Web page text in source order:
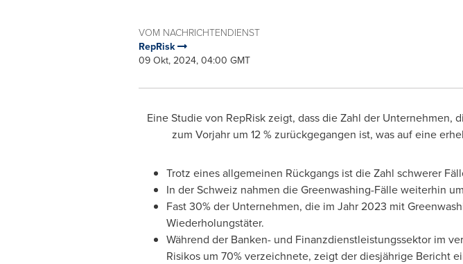
VOM NACHRICHTENDIENST
RepRisk
09 Okt, 2024, 04:00 GMT
Eine Studie von RepRisk zeigt, dass die Zahl der
zum Vorjahr um 12 % zurückgegangen ist, was auf eine
Trotz eines allgemeinen Rückgangs ist die Zahl schwerer
In der Schweiz nahmen die Greenwashing-Fälle weiterhin um
Fast 30% der Unternehmen, die im Jahr 2023 mit
Wiederholungstäter.
Während der Banken- und Finanzdienstleistungssektor im
Risikos um 70% verzeichnete, zeigt der diesjährige Bericht